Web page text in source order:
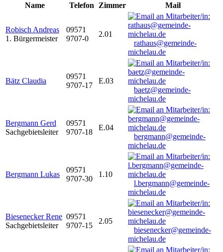
Name
Telefon Zimmer Mail
Robisch Andreas
1. Bürgermeister
09571
9707-0
2.01
rathaus@gemeinde-
michelau.de
Bätz Claudia
09571
9707-17
E.03
baetz@gemeinde-
michelau.de
Bergmann Gerd
Sachgebietsleiter
09571
9707-18
E.04
bergmann@gemeinde-
michelau.de
Bergmann Lukas
09571
9707-30
1.10
l.bergmann@gemeinde-
michelau.de
Biesenecker Rene
Sachgebietsleiter
09571
9707-15
2.05
biesenecker@gemeinde-
michelau.de